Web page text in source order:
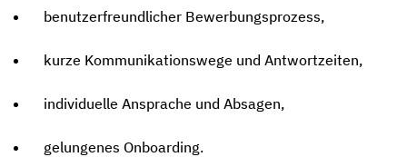
benutzerfreundlicher Bewerbungsprozess,
kurze Kommunikationswege und Antwortzeiten,
individuelle Ansprache und Absagen,
gelungenes Onboarding.